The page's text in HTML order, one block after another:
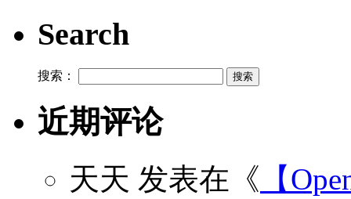
Search
搜索：
近期评论
天天 发表在《 【